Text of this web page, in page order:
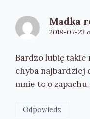
Madka
2018-07-23 o
Bardzo lubię takie
chyba najbardziej
mnie to o
Odpowiedz